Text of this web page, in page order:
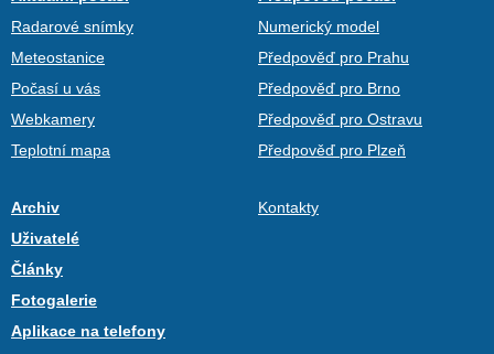
Radarové snímky
Meteostanice
Počasí u vás
Webkamery
Teplotní mapa
Numerický model
Předpověď pro Prahu
Předpověď pro Brno
Předpověď pro Ostravu
Předpověď pro Plzeň
Archiv
Uživatelé
Články
Fotogalerie
Aplikace na telefony
Kontakty